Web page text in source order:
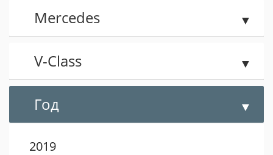
Mercedes
V-Class
Год
2019